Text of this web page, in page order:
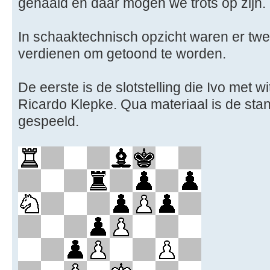
gehaald en daar mogen we trots op zijn.
In schaaktechnisch opzicht waren er
verdienen om getoond te worden.
De eerste is de slotstelling die Ivo met
Ricardo Klepke. Qua materiaal is de
gespeeld.